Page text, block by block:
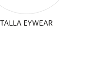
TALLA EYWEAR